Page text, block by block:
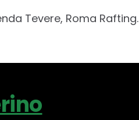
Tevere, Roma Rafting.